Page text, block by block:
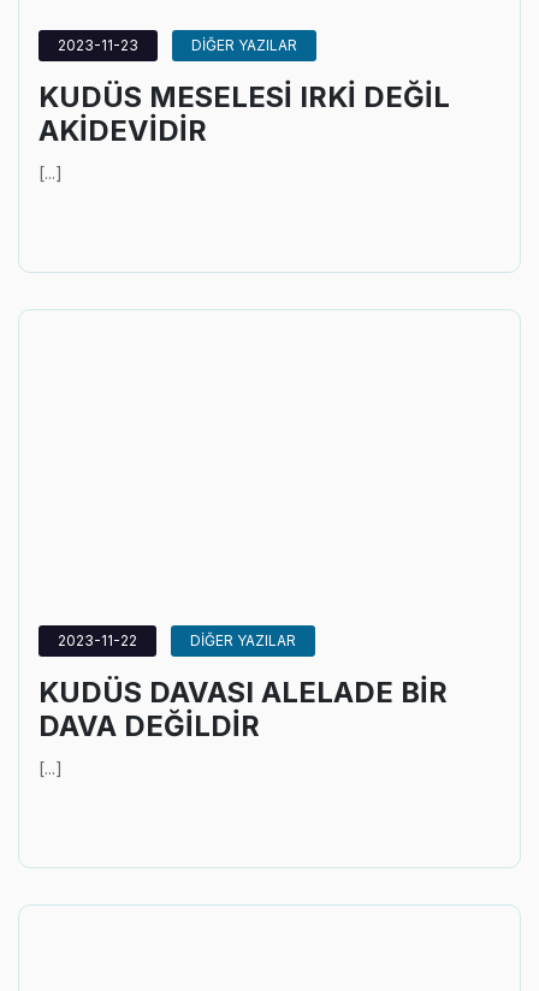
2023-11-23 DİĞER YAZILAR
KUDÜS MESELESİ IRKİ DEĞİL
AKİDEVİDİR
[...]
2023-11-22 DİĞER YAZILAR
KUDÜS DAVASI ALELADE BİR
DAVA DEĞİLDİR
[...]